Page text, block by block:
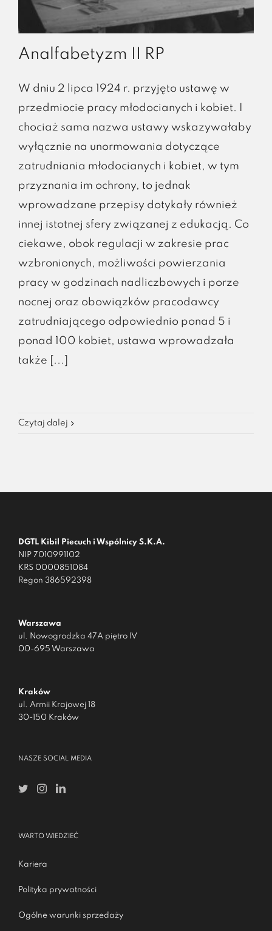
Analfabetyzm II RP
W dniu 2 lipca 1924 r. przyjęto ustawę w
przedmiocie pracy młodocianych i kobiet. I
chociaż sama nazwa ustawy wskazywałaby
wyłącznie na unormowania dotyczące
zatrudniania młodocianych i kobiet, w tym
przyznania im ochrony, to jednak
wprowadzane przepisy dotykały również
innej istotnej sfery związanej z edukacją. Co
ciekawe, obok regulacji w zakresie prac
wzbronionych, możliwości powierzania
pracy w godzinach nadliczbowych i porze
nocnej oraz obowiązków pracodawcy
zatrudniającego odpowiednio ponad 5 i
ponad 100 kobiet, ustawa wprowadzała
także [...]
Czytaj dalej
DGTL Kibil Piecuch i Wspólnicy S.K.A.
NIP 7010991102
KRS 0000851084
Regon 386592398
Warszawa
ul. Nowogrodzka 47A piętro IV
00-695 Warszawa
Kraków
ul. Armii Krajowej 18
30-150 Kraków
NASZE SOCIAL MEDIA
WARTO WIEDZIEĆ
Kariera
Polityka prywatności
Ogólne warunki sprzedaży